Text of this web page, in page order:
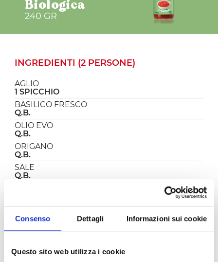
Consenso Dettagli Informazioni sui cookie
Questo sito web utilizza i cookie
Biologica
240 GR
INGREDIENTI (2 PERSONE)
AGLIO
1 SPICCHIO
BASILICO FRESCO
Q.B.
OLIO EVO
Q.B.
ORIGANO
Q.B.
SALE
Q.B.
PREPARAZIONE
Scaldare sul fuoco una padella e rosolare in